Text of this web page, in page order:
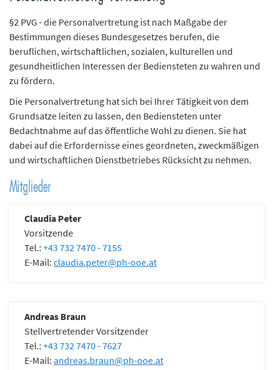
b
n
§2 PVG - die Personalvertretung ist nach Maßgabe der
Bestimmungen dieses Bundesgesetzes berufen, die
beruflichen, wirtschaftlichen, sozialen, kulturellen und
gesundheitlichen Interessen der Bediensteten zu wahren und
zu fördern.
Die Personalvertretung hat sich bei Ihrer Tätigkeit von dem
Grundsatze leiten zu lassen, den Bediensteten unter
Bedachtnahme auf das öffentliche Wohl zu dienen. Sie hat
dabei auf die Erfordernisse eines geordneten, zweckmäßigen
und wirtschaftlichen Dienstbetriebes Rücksicht zu nehmen.
Mitglieder
Claudia Peter
Vorsitzende
Tel.: +43 732 7470 - 7155
E-Mail: claudia.peter@ph-ooe.at
Andreas Braun
Stellvertretender Vorsitzender
Tel.: +43 732 7470 - 7627
E-Mail: andreas.braun@ph-ooe.at